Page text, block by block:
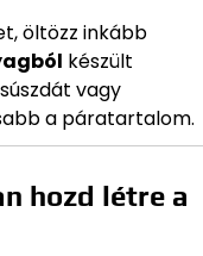
öltözz inkább
készült
vagy
a páratartalom.
hozd létre a